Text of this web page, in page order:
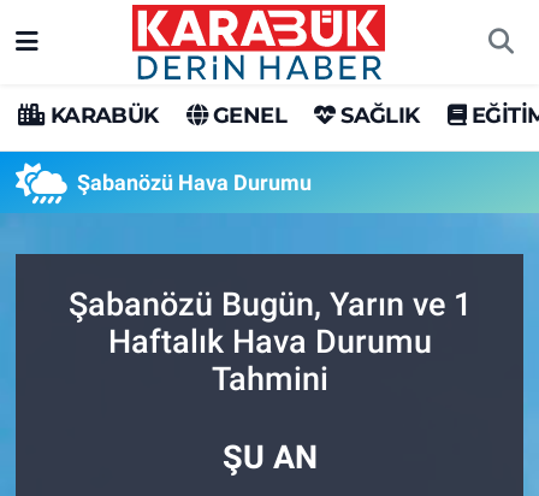
KARABÜK GENEL SAĞLIK
Şabanözü Hava Durumu
Şabanözü Bugün, Yarın ve 1
Haftalık Hava Durumu
Tahmini
ŞU AN
Karabük Hava Durumu
Karabük Trafik Yoğunluk Haritası
Tüm Manşetler
Son Dakika Haberleri